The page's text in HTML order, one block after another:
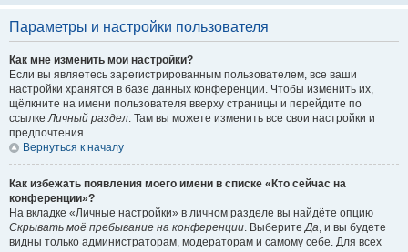
Параметры и настройки пользователя
Как мне изменить мои настройки?
Если вы являетесь зарегистрированным пользователем, все ваши
настройки хранятся в базе данных конференции. Чтобы изменить их,
щёлкните на имени пользователя вверху страницы и перейдите по
ссылкеЛичный раздел. Там вы можете изменить все свои настройки и
предпочтения.
Вернуться к началу
Как избежать появления моего имени в списке «Кто сейчас на
конференции»?
На вкладке «Личные настройки» в личном разделе вы найдёте опцию
Скрывать моё пребывание на конференции. ВыберитеДа, и вы будете
видны только администраторам, модераторам и самому себе. Для всех